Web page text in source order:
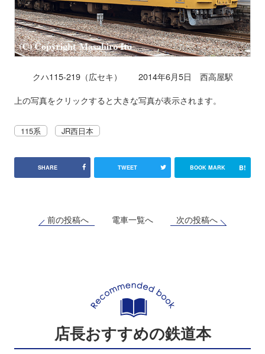
クハ115-219（広セキ） 2014年6月5日 西高屋駅
上の写真をクリックすると大きな写真が表示されます。
115系 JR西日本
SHARE TWEET BOOK MARK B!
前の投稿へ 電車一覧へ 次の投稿へ
店長おすすめの鉄道本